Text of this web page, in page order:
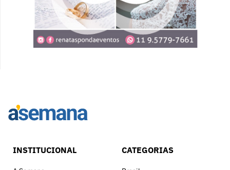
INSTITUCIONAL CATEGORIAS